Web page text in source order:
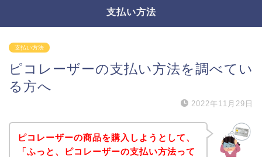
支払い方法
支払い方法
ピコレーザーの支払い方法を調べてい
る方へ
2022年11月29日
ピコレーザーの商品を購入しようとして、
「ふっと、ピコレーザーの支払い方法って